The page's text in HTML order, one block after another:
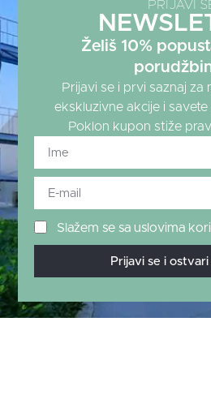
PRIJAVI
Želiš 10%
Prijavi se i prvi saznaj za
ekskluzivne akcije i
Poklon kupon stiže
Slažem se sa uslovima
Prijavi se i